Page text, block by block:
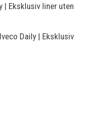
| Eksklusiv liner uten
Daily | Eksklusiv